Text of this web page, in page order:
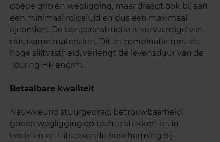
goede grip en wegligging, maar draagt ook bij aan
een minimaal rolgeluid en dus een maximaal
rijcomfort. De bandconstructie is vervaardigd van
duurzame materialen. Dit, in combinatie met de
hoge slijtvastheid, verlengt de levensduur van de
Touring HP enorm.
Betaalbare kwaliteit
Nauwkeurig stuurgedrag, betrouwbaarheid,
goede wegligging op rechte stukken en in
bochten en uitstekende bescherming bij